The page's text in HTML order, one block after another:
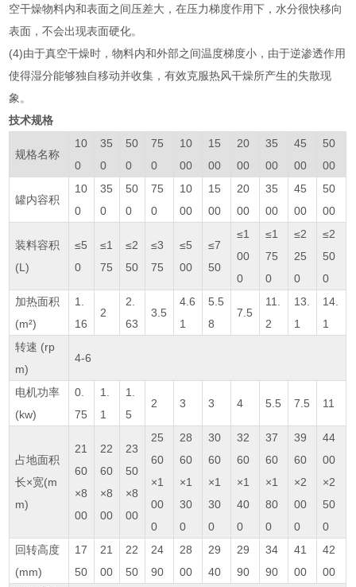
空干燥物料内和表面之间压差大，在压力梯度作用下，水分很快移向
表面，不会出现表面硬化。
(4)由于真空干燥时，物料内和外部之间温度梯度小，由于逆渗透作用
使得湿分能够独自移动并收集，有效克服热风干燥所产生的失散现
象。
技术规格
规格名称
10
0
35
0
50
0
75
0
10
00
15
00
20
00
35
00
45
00
50
00
罐内容积
10
0
35
0
50
0
75
0
10
00
15
00
20
00
35
00
45
00
50
00
装料容积
(L)
≤5
0
≤1
75
≤2
50
≤3
75
≤5
00
≤7
50
≤1
00
0
≤1
75
0
≤2
25
0
≤2
50
0
加热面积
(m²)
1.
16
2
2.
63
3.5
4.6
1
5.5
8
7.5
11.
2
13.
1
14.
1
转速 (rp
m)
4-6
电机功率
(kw)
0.
75
1.
1
1.
5
2 3 3 4 5.5 7.5 11
占地面积
长×宽(m
m)
21
60
×8
00
22
60
×8
00
23
50
×8
00
25
60
×1
00
0
28
60
×1
30
0
30
60
×1
30
0
32
60
×1
40
0
37
60
×1
80
0
39
60
×2
00
0
44
00
×2
50
0
回转高度
(mm)
17
50
21
00
22
50
24
90
28
00
29
40
29
90
34
90
41
00
42
00